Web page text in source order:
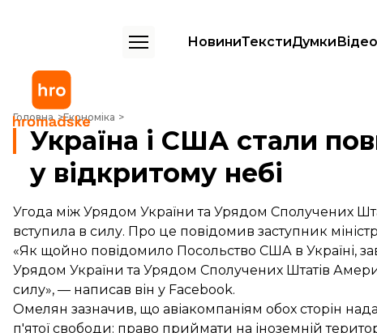
НовиниТекстиДумкиВідео
Головна Економіка
Україна і США стали повноцінними партнерами у відкритому небі
Україна і США стали
у відкритому небі
Угода між Урядом України та Урядом Сполучених
вступила в силу. Про це повідомив заступник
«Як щойно повідомило Посольство США в Україні,
Урядом України та Урядом Сполучених Штатів
силу», — написав він у Facebook.
Омелян зазначив, що авіакомпаніям обох сторін
п'ятої свободи: право приймати на іноземній